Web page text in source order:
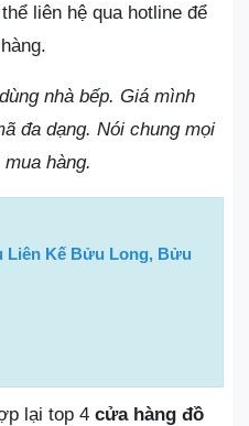
liên hệ qua hotline để
nhà bếp. Giá mình
đa dạng. Nói chung mọi
hàng.
Liên Kế Bửu Long, Bửu
lại top 4 cửa hàng đồ